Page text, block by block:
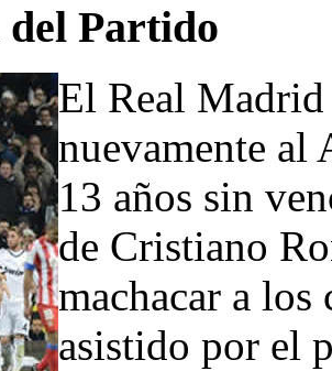
Partido
El Real Madrid
nuevamente al
13 años sin
de Cristiano
machacar a
asistido por el